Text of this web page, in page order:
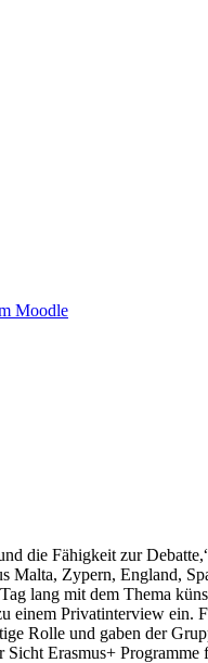
Moodle
die Fähigkeit zur
Zypern, England,
lang mit dem Thema
einem Privatinterview
Rolle und gaben der
Erasmus+